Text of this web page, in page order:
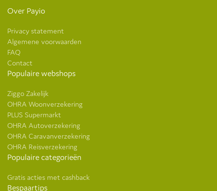
Over Payio
Privacy statement
Algemene voorwaarden
FAQ
Contact
Populaire webshops
Ziggo Zakelijk
OHRA Woonverzekering
PLUS Supermarkt
OHRA Autoverzekering
OHRA Caravanverzekering
OHRA Reisverzekering
Populaire categorieën
Gratis acties met cashback
Bespaartips